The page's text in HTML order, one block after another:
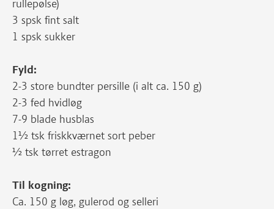
rullepølse)
3 spsk fint salt
1 spsk sukker
Fyld:
2-3 store bundter persille (i alt ca. 150 g)
2-3 fed hvidløg
7-9 blade husblas
1½ tsk friskkværnet sort peber
½ tsk tørret estragon
Til kogning:
Ca. 150 g løg, gulerod og selleri